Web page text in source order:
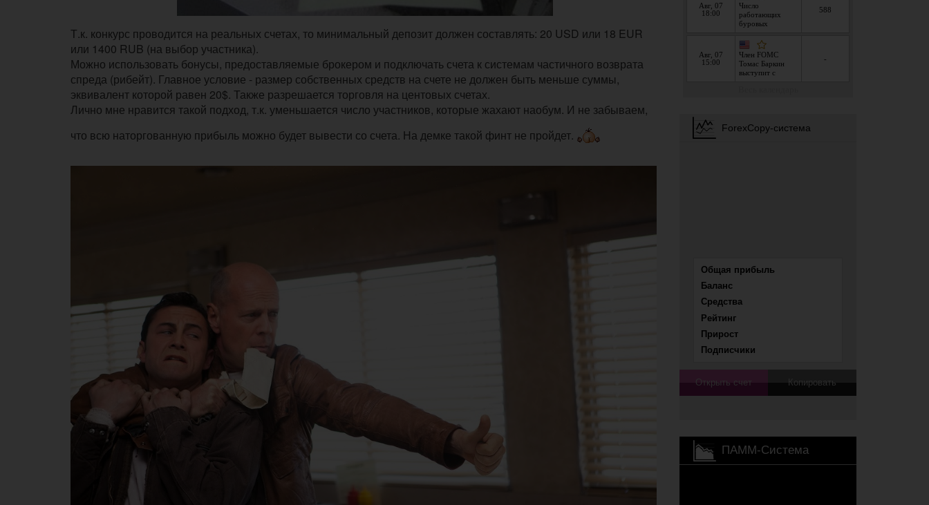
Т.к. конкурс проводится на реальных счетах, то минимальный депозит должен составлять: 20 USD или 18 EUR
или 1400 RUB (на выбор участника).
Можно использовать бонусы, предоставляемые брокером и подключать счета к системам частичного возврата
спреда (рибейт). Главное условие - размер собственных средств на счете не должен быть меньше суммы,
эквивалент которой равен 20$. Также разрешается торговля на центовых счетах.
Лично мне нравится такой подход, т.к. уменьшается число участников, которые жахают наобум. И не забываем,
что всю наторгованную прибыль можно будет вывести со счета. На демке такой финт не пройдет.